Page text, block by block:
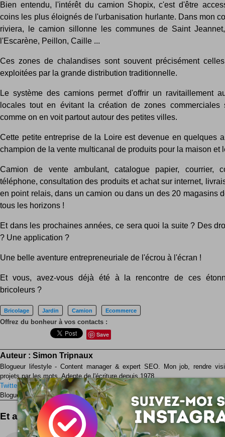
Bien entendu, l'intérêt du camion Shopix, c'est d'être
coins les plus éloignés de l'urbanisation hurlante. Dans mon
riviera, le camion sillonne les communes de Saint
l'Escarène, Peillon, Caille ...
Ces zones de chalandises sont souvent précisément
exploitées par la grande distribution traditionnelle.
Le système des camions permet d'offrir un ravitaillement
locales tout en évitant la création de zones commerciales
comme on en voit partout autour des petites villes.
Cette petite entreprise de la Loire est devenue en quelques
champion de la vente multicanal de produits pour la maison et
Camion de vente ambulant, catalogue papier, courrier,
téléphone, consultation des produits et achat sur internet,
en point relais, dans un camion ou dans un des 20 magasins
tous les horizons !
Et dans les prochaines années, ce sera quoi la suite ? Des
? Une application ?
Une belle aventure entrepreneuriale de l'écrou à l'écran !
Et vous, avez-vous déjà été à la rencontre de ces
bricoleurs ?
Bricolage Jardin Camion Ecommerce
Offrez du bonheur à vos contacts :
Save
Auteur : Simon Tripnaux
Blogueur lifestyle - Content manager & expert SEO. Mon job, rendre
projets par les mots. Adepte de l'écriture depuis 1978.
Twitter Facebook LinkedIn
Blogueur ? Auteur ?Rejoignez la rédaction !
Et aussi ...